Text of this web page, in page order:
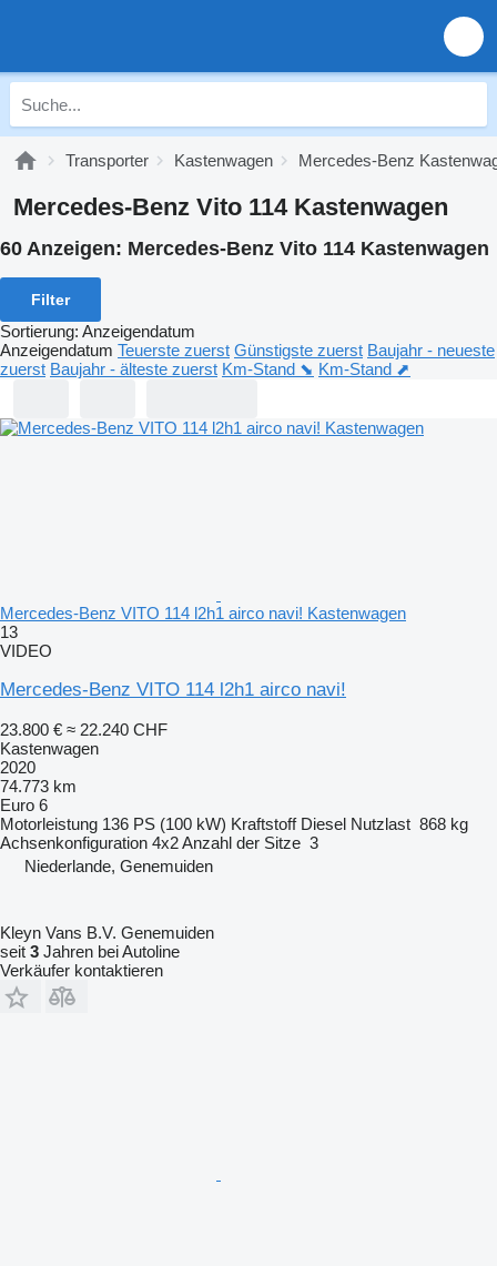
Transporter Kastenwagen Mercedes-Benz
Mercedes-Benz Vito 114 Kastenwagen
60 Anzeigen: Mercedes-Benz Vito 114 Kastenwagen
Filter
Sortierung: Anzeigendatum
Anzeigendatum Teuerste zuerst Günstigste zuerst Baujahr - neueste
zuerst Baujahr - älteste zuerst Km-Stand ⬊ Km-Stand ⬈
Mercedes-Benz VITO 114 l2h1 airco navi! Kastenwagen
13
VIDEO
Mercedes-Benz VITO 114 l2h1 airco navi!
23.800 € ≈ 22.240 CHF
Kastenwagen
2020
74.773 km
Euro 6
Motorleistung 136 PS (100 kW) Kraftstoff Diesel Nutzlast 868 kg
Achsenkonfiguration 4x2Anzahl der Sitze 3
Niederlande, Genemuiden
Kleyn Vans B.V. Genemuiden
seit 3 Jahren bei Autoline
Verkäufer kontaktieren